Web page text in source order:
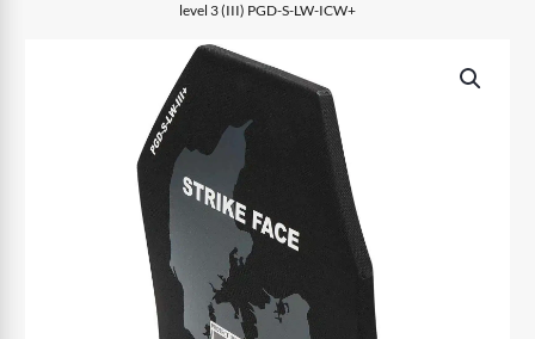
level 3 (III) PGD-S-LW-ICW+